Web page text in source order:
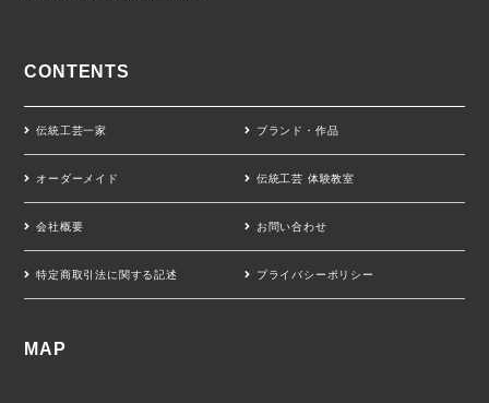
CONTENTS
伝統工芸一家 ブランド・作品
オーダーメイド 伝統工芸 体験教室
会社概要 お問い合わせ
特定商取引法に関する記述 プライバシーポリシー
MAP